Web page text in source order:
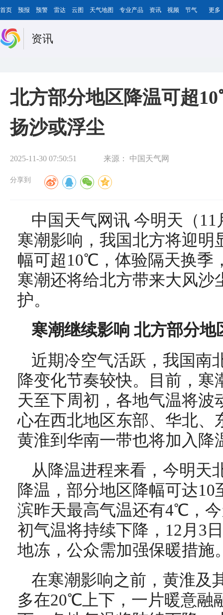
首页 预报 预警 雷达 云图 天气地图 专业产品 资讯 视频 节气 更多
资讯
北方部分地区降温可超
扬沙或浮尘
2025-11-30 07:50:51 来源： 中国天气网
分享到
中国天气网讯 今明天（
寒潮影响，我国北方将迎明
幅可超10℃，体验隔天换季
寒潮还将给北方带来大风沙
护。
寒潮继续影响 北方部分
近期冷空气活跃，我国南
降变化节奏较快。目前，
天至下周初，各地气温将波
心在西北地区东部、华北、
黄淮到华南一带也将加入降
从降温进程来看，今明天
降温，部分地区降幅可达
滨昨天最高气温还有4℃，
初气温将持续下降，12月3
地冻，公众需加强保暖措施
在寒潮影响之前，黄淮及
多在20℃上下，一片暖意融